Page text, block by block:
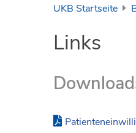
UKB Startseite
Links